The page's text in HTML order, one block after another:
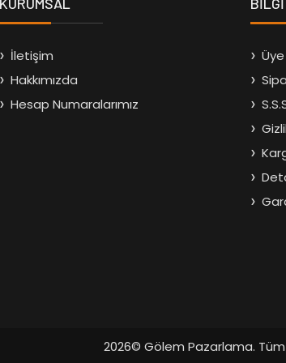
İletişim
Hakkımızda
Hesap Numaralarımız
2026© Gölem Pazarlama. Tüm